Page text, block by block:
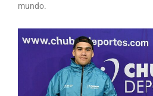
mundo.